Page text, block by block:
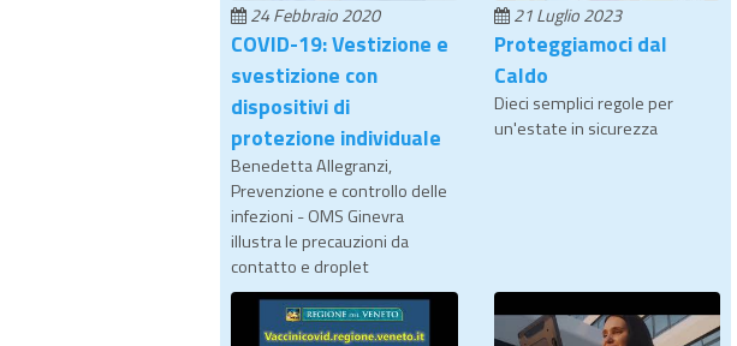
24 Febbraio 2020
COVID-19: Vestizione e
svestizione con
dispositivi di
protezione individuale
Benedetta Allegranzi,
Prevenzione e controllo delle
infezioni - OMS Ginevra
illustra le precauzioni da
contatto e droplet
21 Luglio 2023
Proteggiamoci dal
Caldo
Dieci semplici regole per
un'estate in sicurezza